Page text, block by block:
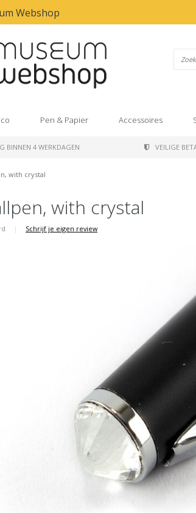
Webshop
Pen & Papier Accessoires
BINNEN 4 WERKDAGEN VEILIGE
with crystal
with crystal
| Schrijf je eigen review